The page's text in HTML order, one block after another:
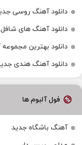
دانلود آهنگ روسی
دانلود آهنگ های
دانلود بهترین
دانلود آهنگ هندی
فول آلبوم ها
آهنگ باشگاه جدید